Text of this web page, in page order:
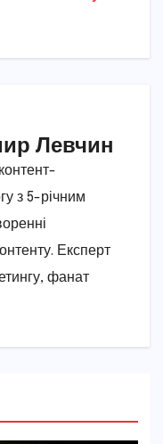
Левчин
з 5-річним
Експерт
фанат